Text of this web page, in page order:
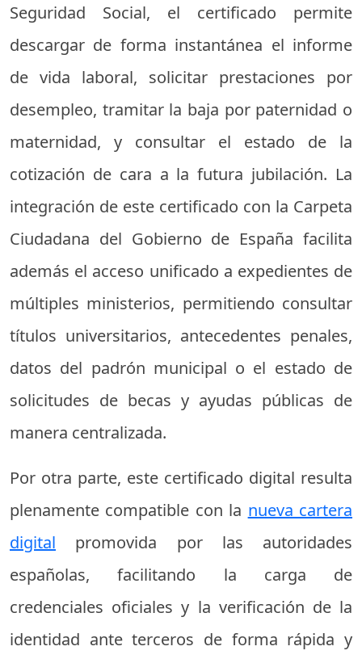
Seguridad Social, el certificado permite
descargar de forma instantánea el informe
de vida laboral, solicitar prestaciones por
desempleo, tramitar la baja por paternidad o
maternidad, y consultar el estado de la
cotización de cara a la futura jubilación. La
integración de este certificado con la Carpeta
Ciudadana del Gobierno de España facilita
además el acceso unificado a expedientes de
múltiples ministerios, permitiendo consultar
títulos universitarios, antecedentes penales,
datos del padrón municipal o el estado de
solicitudes de becas y ayudas públicas de
manera centralizada.
Por otra parte, este certificado digital resulta
plenamente compatible con la nueva cartera
digital promovida por las autoridades
españolas, facilitando la carga de
credenciales oficiales y la verificación de la
identidad ante terceros de forma rápida y